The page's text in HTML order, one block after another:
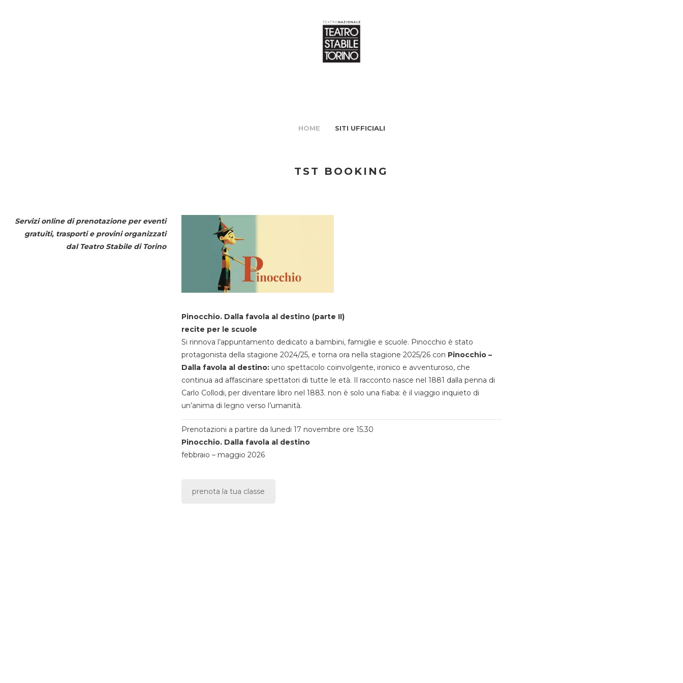
HOME SITI UFFICIALI
TST BOOKING
Servizi online di prenotazione per eventi
gratuiti, trasporti e provini organizzati
dal Teatro Stabile di Torino
Pinocchio. Dalla favola al destino (parte II)
recite per le scuole
Si rinnova l’appuntamento dedicato a bambini, famiglie e scuole. Pinocchio è stato
protagonista della stagione 2024/25, e torna ora nella stagione 2025/26 con Pinocchio –
Dalla favola al destino:uno spettacolo coinvolgente, ironico e avventuroso, che
continua ad affascinare spettatori di tutte le età. Il racconto nasce nel 1881 dalla penna di
Carlo Collodi, per diventare libro nel 1883. non è solo una fiaba: è il viaggio inquieto di
un’anima di legno verso l’umanità.
Prenotazioni a partire da lunedi 17 novembre ore 15.30
Pinocchio. Dalla favola al destino
febbraio – maggio 2026
prenota la tua classe